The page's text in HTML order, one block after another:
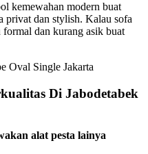
kemewahan modern buat
privat dan stylish. Kalau sofa
dan kurang asik buat
Di Jabodetabek
alat pesta lainya